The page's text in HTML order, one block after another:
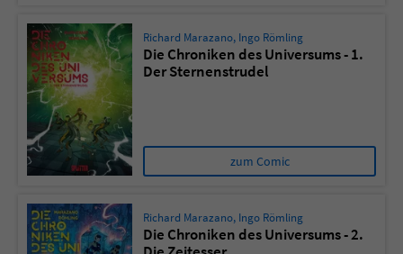
Richard Marazano, Ingo Römling
Die Chroniken des Universums - 1.
Der Sternenstrudel
zum Comic
Richard Marazano, Ingo Römling
Die Chroniken des Universums - 2.
Zweck
Dieses Cookie gewährleistet die
Kommunikation der Webseite mit dem
Benutzer. Es wird benötigt um z. B. den
überprüfen.